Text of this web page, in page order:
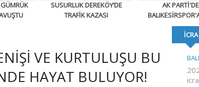
SUSURLUK DEREKÖY’DE
TRAFİK KAZASI
AK
FORMA
VE KURTULUŞU BU
HAYAT BULUYOR!